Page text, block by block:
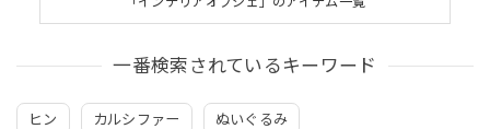
一番検索されているキーワード
ヒン カルシファー ぬいぐるみ